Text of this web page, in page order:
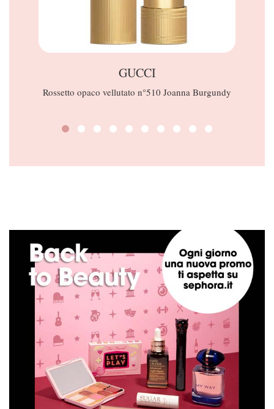
GUCCI
Rossetto opaco vellutato n°510 Joanna Burgundy